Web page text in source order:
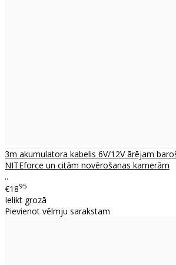
3m akumulatora kabelis 6V/12V ārējam
NITEforce un citām novērošanas kamerām
..
€1895
Ielikt grozā
Pievienot vēlmju sarakstam